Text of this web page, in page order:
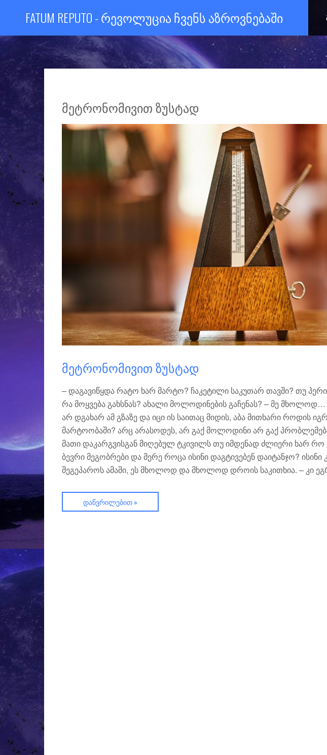
FATUM REPUTO - ᲠᲔᲕᲝᲚᲣᲪᲘᲐ ᲩᲕᲔᲜᲡ ᲐᲖᲠᲝᲕᲜᲔᲑᲐᲨᲘ
ᲛᲔᲢᲠᲝᲜᲝᲛᲘᲕᲘᲗ ᲖᲣᲡᲢᲐᲓ
ᲛᲔᲢᲠᲝᲜᲝᲛᲘᲕᲘᲗ ᲖᲣᲡᲢᲐᲓ
– დაგავიწყდა რატო ხარ მარტო? ჩაკეტილი საკუთარ თავში? თუ
რა მოყვება გახსნას? ახალი მოლოდინების გაჩენას? – მე
არ დგახარ ამ გზაზე და იცი ის საითაც მიდის, აბა მითხარი როდის
მარტოობაში? არც არასოდეს, არ გაქ მოლოდინი არ გაქ
მათი დაკარგვისგან მიღებულ ტკივილს თუ იმდენად ძლიერი ხარ რო
ბევრი მეგობრები და მერე როცა ისინი დაგტივებენ დაიტანჯო? ისინი
შეგეპაროს ამაში, ეს მხოლოდ და მხოლოდ დროის საკითხია. – კი
ᲓᲐᲬᲕᲠᲘᲚᲔᲑᲘᲗ »